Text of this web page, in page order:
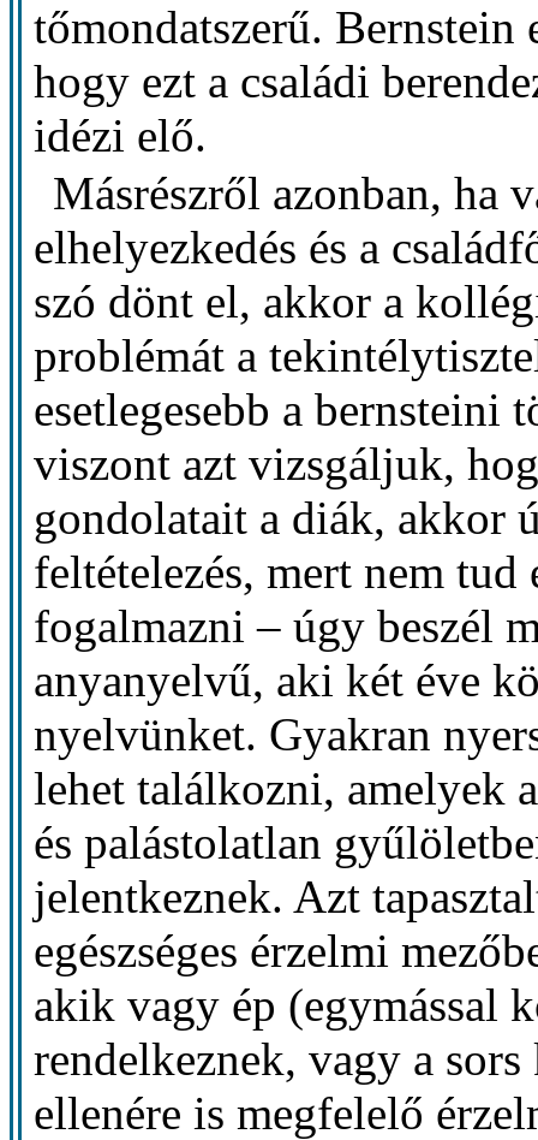
tőmondatszerű. Bernstein
hogy ezt a családi
idézi elő.
Másrészről azonban, ha
elhelyezkedés és a
szó dönt el, akkor a
problémát a
esetlegesebb a bernsteini
viszont azt vizsgáljuk,
gondolatait a diák, akkor
feltételezés, mert nem tud
fogalmazni – úgy beszél
anyanyelvű, aki két éve
nyelvünket. Gyakran
lehet találkozni, amelyek
és palástolatlan
jelentkeznek. Azt
egészséges érzelmi
akik vagy ép (egymással
rendelkeznek, vagy a
ellenére is megfelelő